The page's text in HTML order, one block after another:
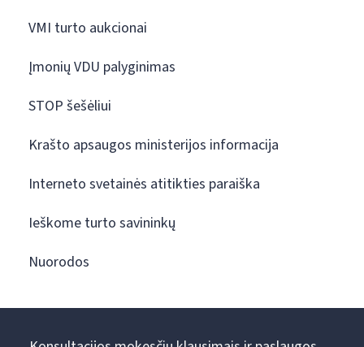
VMI turto aukcionai
Įmonių VDU palyginimas
STOP šešėliui
Krašto apsaugos ministerijos informacija
Interneto svetainės atitikties paraiška
Ieškome turto savininkų
Nuorodos